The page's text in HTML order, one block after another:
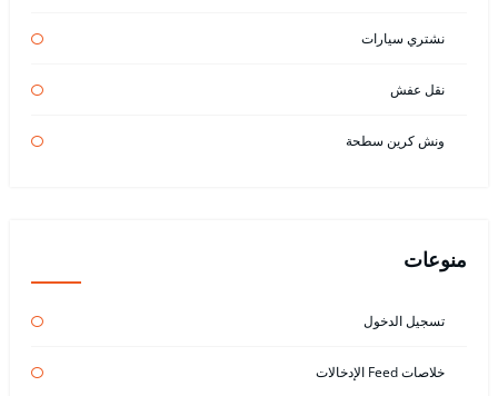
نشتري سيارات
نقل عفش
ونش كرين سطحة
منوعات
تسجيل الدخول
خلاصات Feed الإدخالات